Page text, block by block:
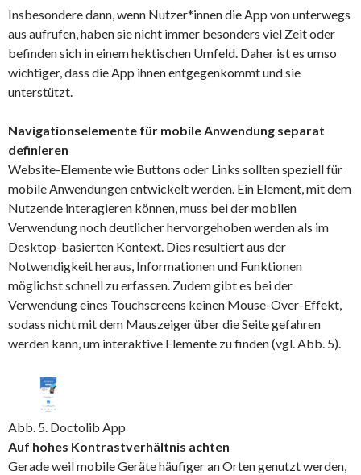
Insbesondere dann, wenn Nutzer*innen die App von unterwegs
aus aufrufen, haben sie nicht immer besonders viel Zeit oder
befinden sich in einem hektischen Umfeld. Daher ist es umso
wichtiger, dass die App ihnen entgegenkommt und sie
unterstützt.
Navigationselemente für mobile Anwendung separat
definieren
Website-Elemente wie Buttons oder Links sollten speziell für
mobile Anwendungen entwickelt werden. Ein Element, mit dem
Nutzende interagieren können, muss bei der mobilen
Verwendung noch deutlicher hervorgehoben werden als im
Desktop-basierten Kontext. Dies resultiert aus der
Notwendigkeit heraus, Informationen und Funktionen
möglichst schnell zu erfassen. Zudem gibt es bei der
Verwendung eines Touchscreens keinen Mouse-Over-Effekt,
sodass nicht mit dem Mauszeiger über die Seite gefahren
werden kann, um interaktive Elemente zu finden (vgl. Abb. 5).
Abb. 5. Doctolib App
Auf hohes Kontrastverhältnis achten
Gerade weil mobile Geräte häufiger an Orten genutzt werden,